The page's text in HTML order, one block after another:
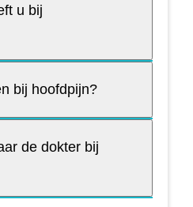
u bij
bij hoofdpijn?
de dokter bij